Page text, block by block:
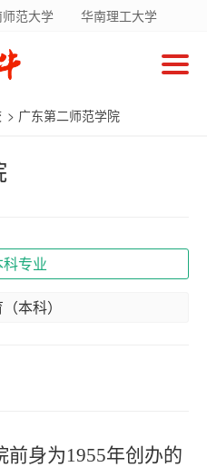
范大学
华南理工大学
> 广东第二师范学院
专业
本科）
前身为1955年创办的